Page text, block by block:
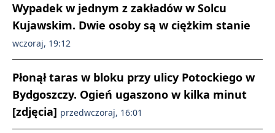
Wypadek w jednym z zakładów w Solcu
Kujawskim. Dwie osoby są w ciężkim stanie
wczoraj, 19:12
Płonął taras w bloku przy ulicy Potockiego w
Bydgoszczy. Ogień ugaszono w kilka minut
[zdjęcia] przedwczoraj, 16:01